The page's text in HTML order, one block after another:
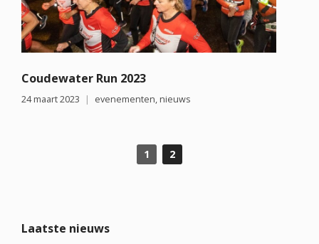
Coudewater Run 2023
24 maart 2023 evenementen, nieuws
1 2
Laatste nieuws